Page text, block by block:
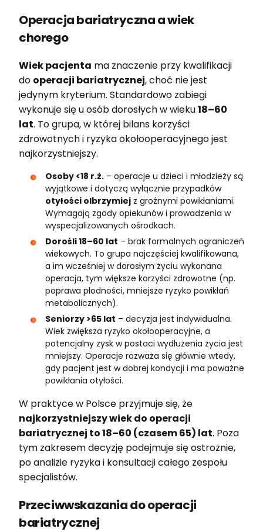
Operacja bariatryczna a wiek
chorego
Wiek pacjenta ma znaczenie przy kwalifikacji
do operacji bariatrycznej, choć nie jest
jedynym kryterium. Standardowo zabiegi
wykonuje się u osób dorosłych w wieku18–60
lat. To grupa, w której bilans korzyści
zdrowotnych i ryzyka okołooperacyjnego jest
najkorzystniejszy.
Osoby <18 r.ż. – operacje u dzieci i młodzieży są
wyjątkowe i dotyczą wyłącznie przypadków
otyłości olbrzymiej z groźnymi powikłaniami.
Wymagają zgody opiekunów i prowadzenia w
wyspecjalizowanych ośrodkach.
Dorośli 18–60 lat – brak formalnych ograniczeń
wiekowych. To grupa najczęściej kwalifikowana,
a im wcześniej w dorosłym życiu wykonana
operacja, tym większe korzyści zdrowotne (np.
poprawa płodności, mniejsze ryzyko powikłań
metabolicznych).
Seniorzy >65 lat – decyzja jest indywidualna.
Wiek zwiększa ryzyko okołooperacyjne, a
potencjalny zysk w postaci wydłużenia życia jest
mniejszy. Operacje rozważa się głównie wtedy,
gdy pacjent jest w dobrej kondycji i ma poważne
powikłania otyłości.
W praktyce w Polsce przyjmuje się, że
najkorzystniejszy wiek do operacji
bariatrycznej to 18–60 (czasem 65) lat. Poza
tym zakresem decyzję podejmuje się ostrożnie,
po analizie ryzyka i konsultacji całego zespołu
specjalistów.
Przeciwwskazania do operacji
bariatrycznej